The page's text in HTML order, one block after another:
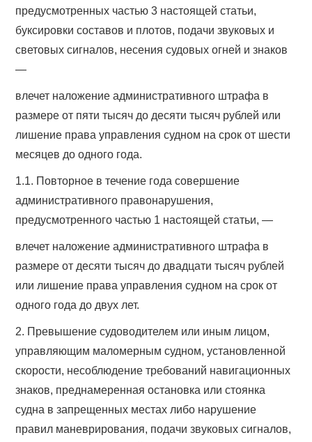
предусмотренных частью 3 настоящей статьи,
буксировки составов и плотов, подачи звуковых и
световых сигналов, несения судовых огней и знаков
—
влечет наложение административного штрафа в
размере от пяти тысяч до десяти тысяч рублей или
лишение права управления судном на срок от шести
месяцев до одного года.
1.1. Повторное в течение года совершение
административного правонарушения,
предусмотренного частью 1 настоящей статьи, —
влечет наложение административного штрафа в
размере от десяти тысяч до двадцати тысяч рублей
или лишение права управления судном на срок от
одного года до двух лет.
2. Превышение судоводителем или иным лицом,
управляющим маломерным судном, установленной
скорости, несоблюдение требований навигационных
знаков, преднамеренная остановка или стоянка
судна в запрещенных местах либо нарушение
правил маневрирования, подачи звуковых сигналов,